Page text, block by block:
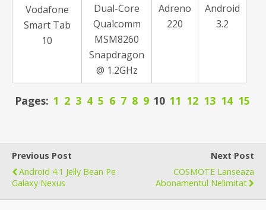
Vodafone
Smart Tab
10
Dual-Core
Qualcomm
MSM8260
Snapdragon
@ 1.2GHz
Adreno
220
Android
3.2
Pages: 1 2 3 4 5 6 7 8 9 10 11 12 13 14 15
Previous Post
Android 4.1 Jelly Bean Pe
Galaxy Nexus
Next Post
COSMOTE Lanseaza
Abonamentul Nelimitat